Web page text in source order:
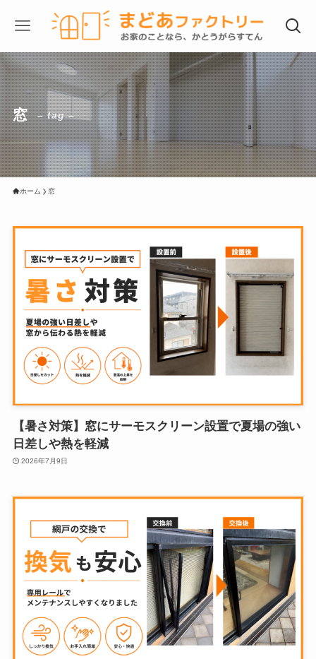
窓 – tag –
ホーム 窓
【暑さ対策】窓にサーモスクリーン設置で夏場の強い
日差しや熱を軽減
2026年7月9日